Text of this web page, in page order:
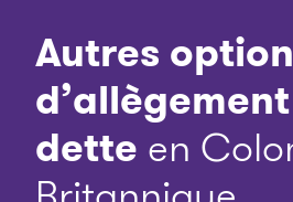
Autres
dette en